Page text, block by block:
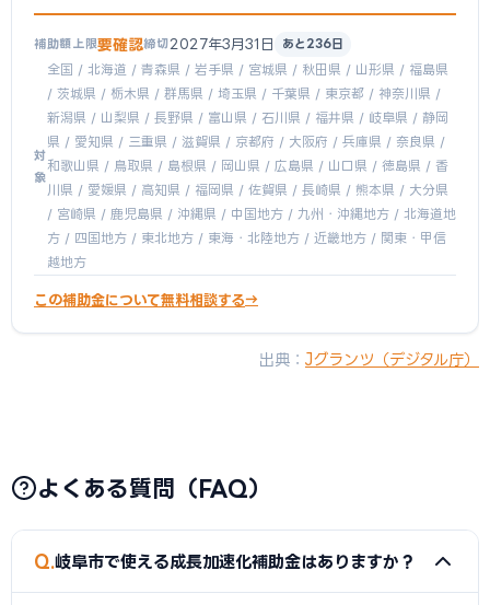
補助額上限要確認締切 2027年3月31日 あと236日
対
象
全国 / 北海道 / 青森県 / 岩手県 / 宮城県 / 秋田県 / 山形県 / 福島県
/ 茨城県 / 栃木県 / 群馬県 / 埼玉県 / 千葉県 / 東京都 / 神奈川県 /
新潟県 / 山梨県 / 長野県 / 富山県 / 石川県 / 福井県 / 岐阜県 / 静岡
県 / 愛知県 / 三重県 / 滋賀県 / 京都府 / 大阪府 / 兵庫県 / 奈良県 /
和歌山県 / 鳥取県 / 島根県 / 岡山県 / 広島県 / 山口県 / 徳島県 / 香
川県 / 愛媛県 / 高知県 / 福岡県 / 佐賀県 / 長崎県 / 熊本県 / 大分県
/ 宮崎県 / 鹿児島県 / 沖縄県 / 中国地方 / 九州・沖縄地方 / 北海道地
方 / 四国地方 / 東北地方 / 東海・北陸地方 / 近畿地方 / 関東・甲信
越地方
この補助金について無料相談する
出典： Jグランツ（デジタル庁）
よくある質問（FAQ）
Q 岐阜市で使える成長加速化補助金はありますか？